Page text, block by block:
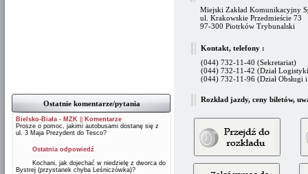
Ostatnie komentarze/pytania
Bielsko-Biała - MZK
Komentarze
Prosze o pomoc, jakimi autobusami dostanę się z
ul. 3 Maja Prezydent do Tesco?
Ostatnia odpowiedź
Kochani, jak dojechać w niedzielę z dworca do
Bystrej (przystanek chyba Leśniczówka)?
Miejski Zakład Komunikacyjny
ul. Krakowskie Przedmieście 73
97-300 Piotrków Trybunalski
Kontakt, telefony :
(044) 732-11-40 (Sekretariat)
(044) 732-11-42 (Dział
(044) 732-11-96 (Dział Obsługi
Rozkład jazdy, ceny biletów,